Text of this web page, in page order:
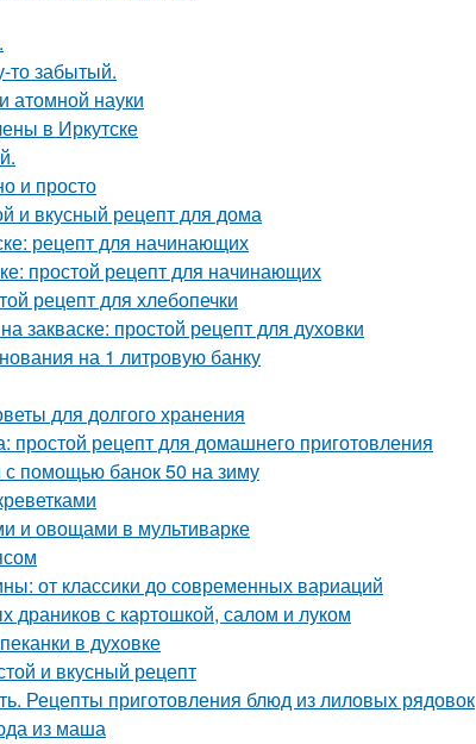
то забытый.
атомной науки
в Иркутске
и просто
и вкусный рецепт для дома
рецепт для начинающих
простой рецепт для начинающих
рецепт для хлебопечки
закваске: простой рецепт для духовки
на 1 литровую банку
для долгого хранения
простой рецепт для домашнего приготовления
помощью банок 50 на зиму
и овощами в мультиварке
от классики до современных вариаций
с картошкой, салом и луком
в духовке
и вкусный рецепт
Рецепты приготовления блюд из лиловых рядовок
из маша